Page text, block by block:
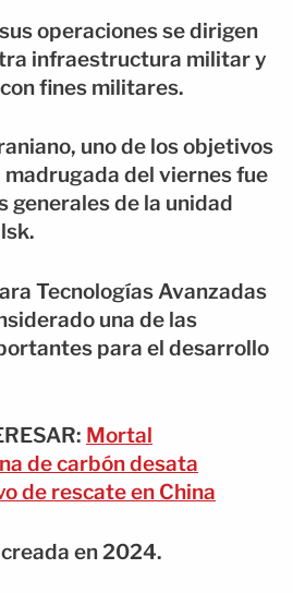
operaciones se dirigen
infraestructura militar y
fines militares.
uno de los objetivos
del viernes fue
generales de la unidad
Tecnologías Avanzadas
una de las
para el desarrollo
Mortal
de carbón desata
de rescate en China
en 2024.